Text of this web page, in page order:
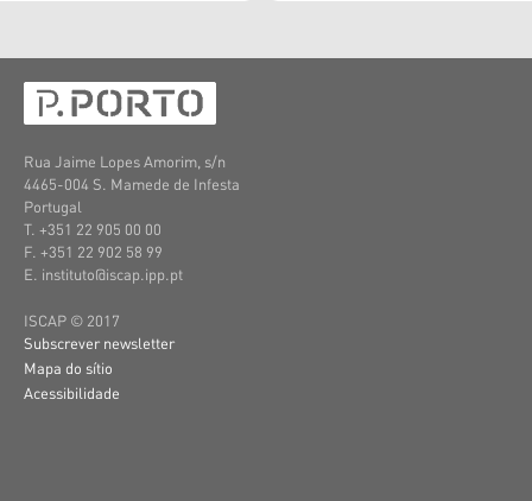
Rua Jaime Lopes Amorim, s/n
4465-004 S. Mamede de Infesta
Portugal
T. +351 22 905 00 00
F. +351 22 902 58 99
E. instituto@iscap.ipp.pt
ISCAP © 2017
Subscrever newsletter
Mapa do sítio
Acessibilidade